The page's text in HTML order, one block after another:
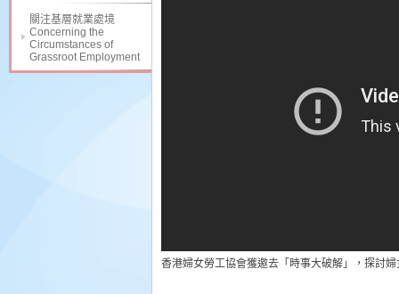
關注基層就業處境
Concerning the
Circumstances of
Grassroot Employment
香港婦女勞工協會獲邀去「時事大破解」，探討